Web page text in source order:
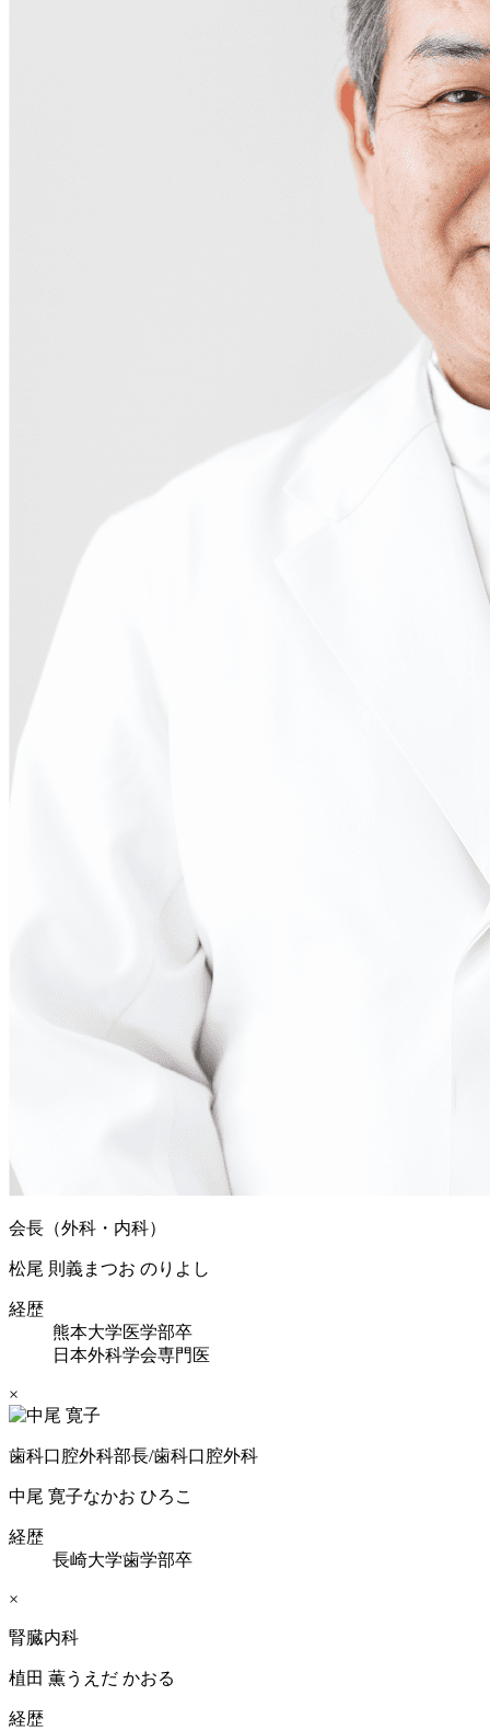
会長（外科・内科）
松尾 則義まつお のりよし
経歴
熊本大学医学部卒
日本外科学会専門医
×
歯科口腔外科部長/歯科口腔外科
中尾 寛子なかお ひろこ
経歴
長崎大学歯学部卒
×
腎臓内科
植田 薫うえだ かおる
経歴